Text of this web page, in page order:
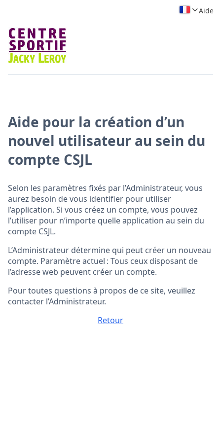
Aide
Aide pour la création d’un
nouvel utilisateur au sein du
compte CSJL
Selon les paramètres fixés par l’Administrateur, vous
aurez besoin de vous identifier pour utiliser
l’application. Si vous créez un compte, vous pouvez
l’utiliser pour n’importe quelle application au sein du
compte CSJL.
L’Administrateur détermine qui peut créer un nouveau
compte. Paramètre actuel : Tous ceux disposant de
l’adresse web peuvent créer un compte.
Pour toutes questions à propos de ce site, veuillez
contacter l’Administrateur.
Retour